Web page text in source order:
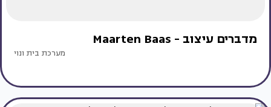
מדברים עיצוב - Maarten Baas
מערכת בית ונוי